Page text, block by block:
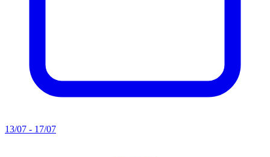
13/07 - 17/07